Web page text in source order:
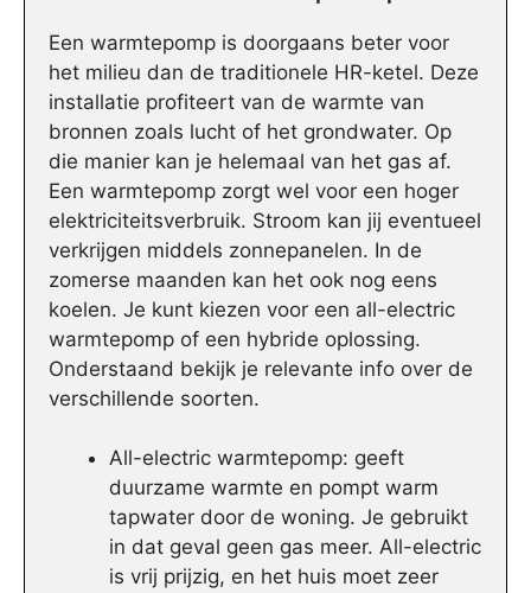
Een warmtepomp is doorgaans beter voor
het milieu dan de traditionele HR-ketel. Deze
installatie profiteert van de warmte van
bronnen zoals lucht of het grondwater. Op
die manier kan je helemaal van het gas af.
Een warmtepomp zorgt wel voor een hoger
elektriciteitsverbruik. Stroom kan jij eventueel
verkrijgen middels zonnepanelen. In de
zomerse maanden kan het ook nog eens
koelen. Je kunt kiezen voor een all-electric
warmtepomp of een hybride oplossing.
Onderstaand bekijk je relevante info over de
verschillende soorten.
All-electric warmtepomp: geeft
duurzame warmte en pompt warm
tapwater door de woning. Je gebruikt
in dat geval geen gas meer. All-electric
is vrij prijzig, en het huis moet zeer